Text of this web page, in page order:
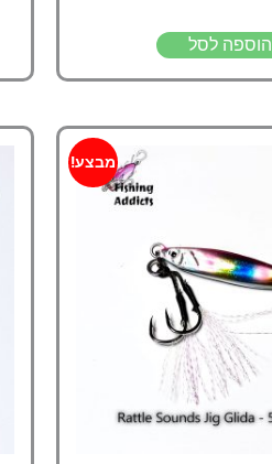
הוספה לסל
מבצע!